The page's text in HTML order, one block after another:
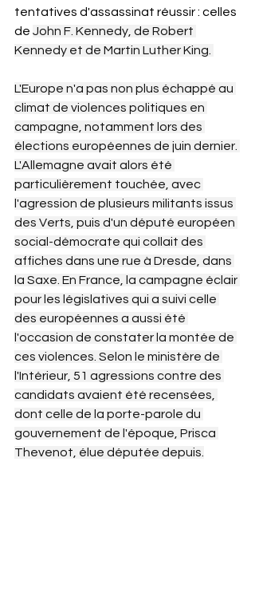
tentatives d'assassinat réussir : celles
de John F. Kennedy, de Robert
Kennedy et de Martin Luther King.
L'Europe n'a pas non plus échappé au
climat de violences politiques en
campagne, notamment lors des
élections européennes de juin dernier.
L'Allemagne avait alors été
particulièrement touchée, avec
l'agression de plusieurs militants issus
des Verts, puis d'un député européen
social-démocrate qui collait des
affiches dans une rue à Dresde, dans
la Saxe. En France, la campagne éclair
pour les législatives qui a suivi celle
des européennes a aussi été
l'occasion de constater la montée de
ces violences. Selon le ministère de
l'Intérieur, 51 agressions contre des
candidats avaient été recensées,
dont celle de la porte-parole du
gouvernement de l'époque, Prisca
Thevenot, élue députée depuis.